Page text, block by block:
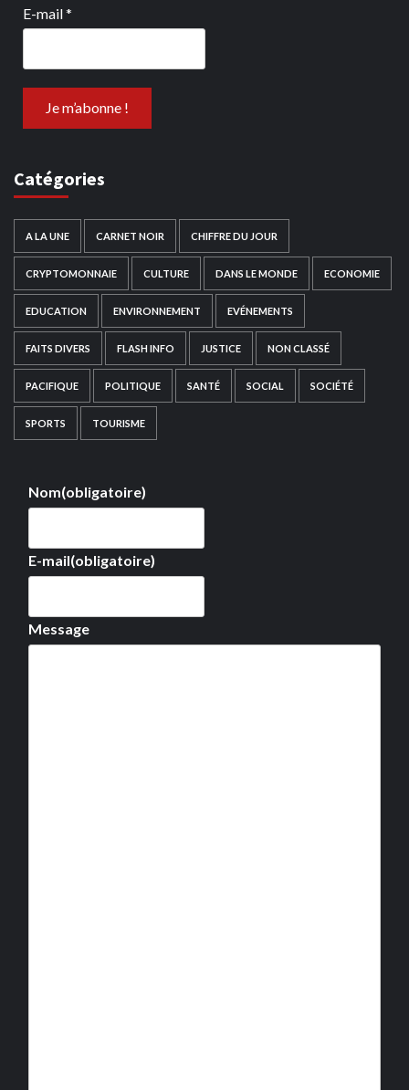
E-mail*
Catégories
A LA UNE CARNET NOIR CHIFFRE DU JOUR
CRYPTOMONNAIE CULTURE DANS LE MONDE ECONOMIE
EDUCATION ENVIRONNEMENT EVÉNEMENTS
FAITS DIVERS FLASH INFO JUSTICE NON CLASSÉ
PACIFIQUE POLITIQUE SANTÉ SOCIAL SOCIÉTÉ
SPORTS TOURISME
Nom(obligatoire)
E-mail(obligatoire)
Message